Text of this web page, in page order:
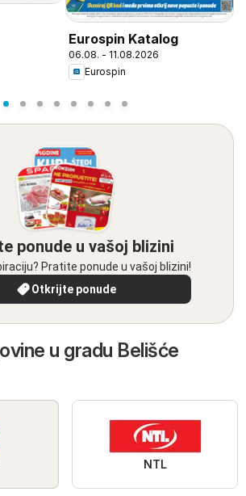
Eurospin Katalog
06.08. - 11.08.2026
Eurospin
ponude u vašoj blizini
Pratite ponude u vašoj blizini!
Otkrijte ponude
u gradu Belišće
NTL